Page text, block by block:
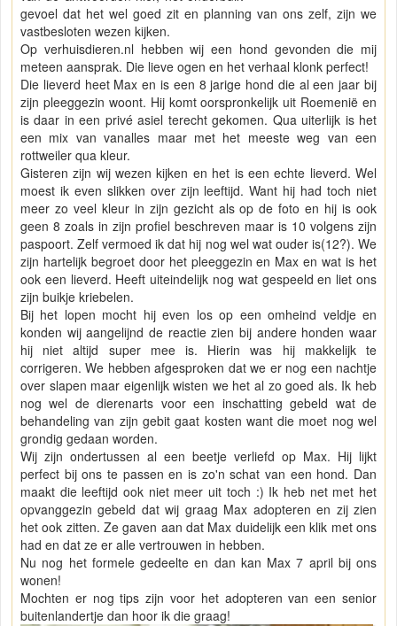
gevoel dat het wel goed zit en planning van ons zelf, zijn we
vastbesloten wezen kijken.
Op verhuisdieren.nl hebben wij een hond gevonden die mij
meteen aansprak. Die lieve ogen en het verhaal klonk perfect!
Die lieverd heet Max en is een 8 jarige hond die al een jaar bij
zijn pleeggezin woont. Hij komt oorspronkelijk uit Roemenië en
is daar in een privé asiel terecht gekomen. Qua uiterlijk is het
een mix van vanalles maar met het meeste weg van een
rottweiler qua kleur.
Gisteren zijn wij wezen kijken en het is een echte lieverd. Wel
moest ik even slikken over zijn leeftijd. Want hij had toch niet
meer zo veel kleur in zijn gezicht als op de foto en hij is ook
geen 8 zoals in zijn profiel beschreven maar is 10 volgens zijn
paspoort. Zelf vermoed ik dat hij nog wel wat ouder is(12?). We
zijn hartelijk begroet door het pleeggezin en Max en wat is het
ook een lieverd. Heeft uiteindelijk nog wat gespeeld en liet ons
zijn buikje kriebelen.
Bij het lopen mocht hij even los op een omheind veldje en
konden wij aangelijnd de reactie zien bij andere honden waar
hij niet altijd super mee is. Hierin was hij makkelijk te
corrigeren. We hebben afgesproken dat we er nog een nachtje
over slapen maar eigenlijk wisten we het al zo goed als. Ik heb
nog wel de dierenarts voor een inschatting gebeld wat de
behandeling van zijn gebit gaat kosten want die moet nog wel
grondig gedaan worden.
Wij zijn ondertussen al een beetje verliefd op Max. Hij lijkt
perfect bij ons te passen en is zo'n schat van een hond. Dan
maakt die leeftijd ook niet meer uit toch :) Ik heb net met het
opvanggezin gebeld dat wij graag Max adopteren en zij zien
het ook zitten. Ze gaven aan dat Max duidelijk een klik met ons
had en dat ze er alle vertrouwen in hebben.
Nu nog het formele gedeelte en dan kan Max 7 april bij ons
wonen!
Mochten er nog tips zijn voor het adopteren van een senior
buitenlandertje dan hoor ik die graag!